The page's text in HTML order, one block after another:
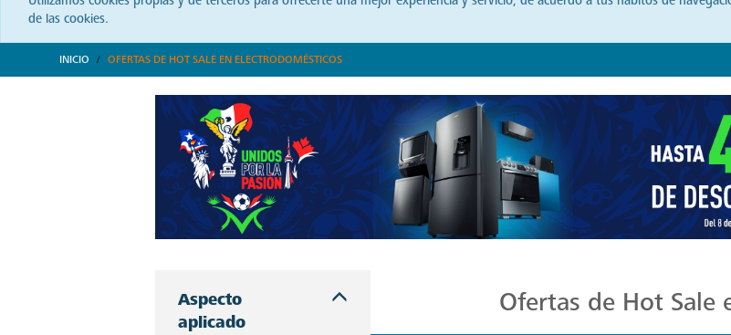
de las cookies.
INICIO OFERTAS DE HOT SALE EN ELECTRODOMÉSTICOS
Aspecto
aplicado
Ofertas de Hot Sale